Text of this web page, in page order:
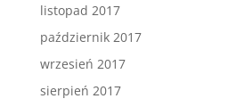
listopad 2017
październik 2017
wrzesień 2017
sierpień 2017